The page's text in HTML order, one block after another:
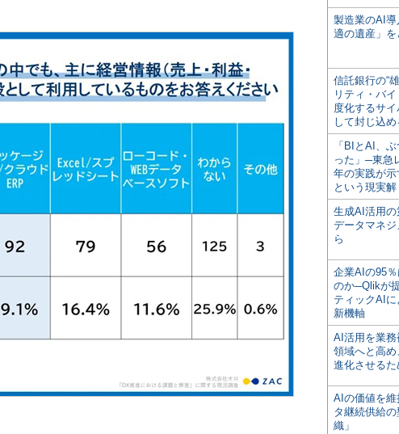
製造業のAI
適の遺産」
信託銀行の“
リティ・バ
度化するサ
して封じ込
「BIとAI、
った」─東急
年の実践が示
という現実解
生成AI活用
データマネ
ら
企業AIの95
のか─Qlikが
ティックAI
新機軸
AI活用を業
領域へと高
進化させる
AIの価値を
タ継続供給
織」